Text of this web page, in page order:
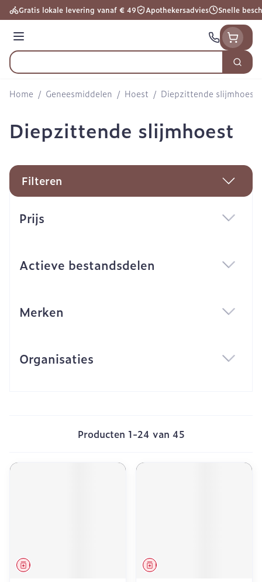
Ga naar de inhoud
Gratis lokale levering vanaf € 49 Apothekersadvies Snelle
Menu
Product, merk, categorie...
Zoek
Home / Geneesmiddelen / Hoest / Diepzittende slijmhoest
Diepzittende slijmhoest
Filteren
Prijs
Actieve bestandsdelen
Merken
Organisaties
Producten 1-24 van 45
Geneesmiddel Geneesmiddel